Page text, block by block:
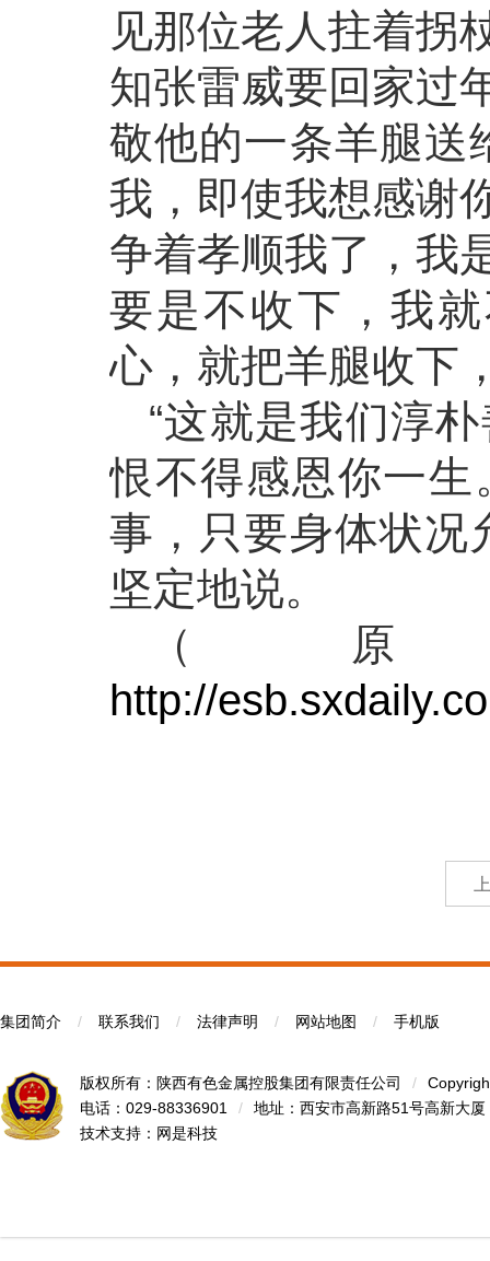
见那位老人拄着拐
知张雷威要回家过
敬他的一条羊腿送
我，即使我想感谢
争着孝顺我了，我
要是不收下，我
心，就把羊腿收下
“这就是我们淳
恨不得感恩你一
事，只要身体状况
坚定地说。
（
http://
集团简介 / 联系我们 / 法律声明 / 网站地图 / 手机版
版权所有：陕西有色金属控股集团有限责任公司 /
电话：029-88336901
/
地址：西安市高新路51号高新大厦
技术支持： 网是科技